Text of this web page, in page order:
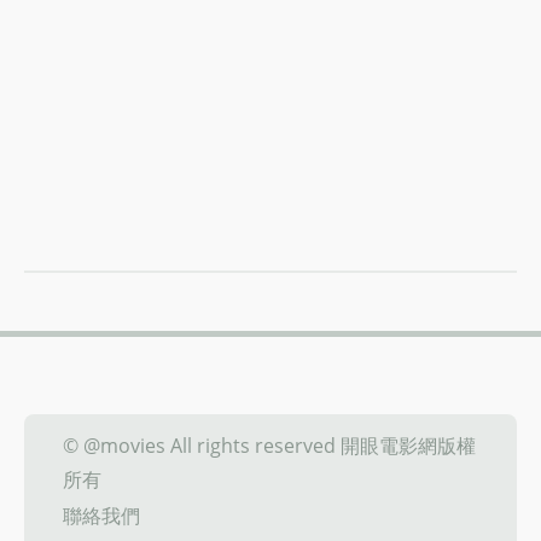
© @movies All rights reserved 開眼電影網版權
所有
聯絡我們